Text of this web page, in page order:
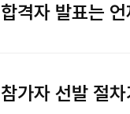
합격자 발표는
참가자 선발 절